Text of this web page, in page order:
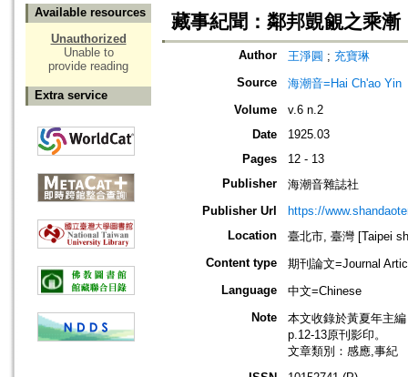
Available resources
Unauthorized
Unable to
provide reading
Extra service
藏事紀聞：鄰邦覬覦之乘漸
Author 王淨圓 ; 充寶琳
Source
海潮音=Hai Ch'ao Yin
Volume
v.6 n.2
Date
1925.03
Pages
12 - 13
Publisher
海潮音雜誌社
Publisher Url
https://
Location
臺北市, 臺灣 [Taipei
Content type
期刊論文=Journal
Language
中文=Chinese
Note
本文收錄於黃夏年主
p.12-13原刊影印。
文章類別：感應,事紀